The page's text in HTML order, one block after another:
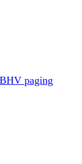
paging